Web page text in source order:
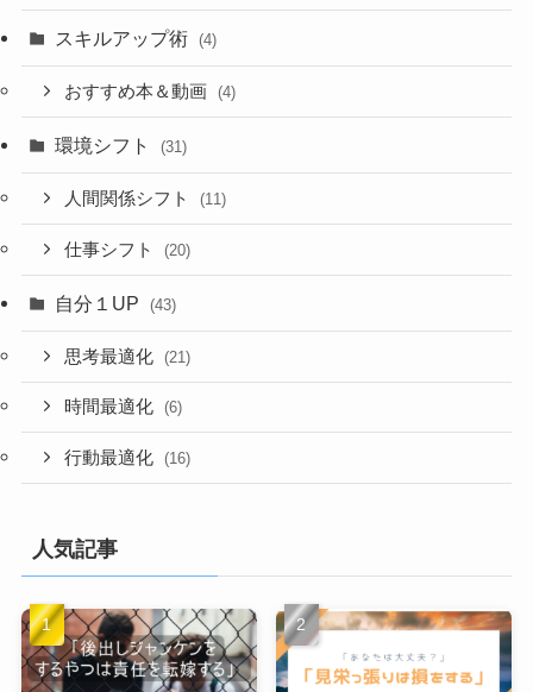
スキルアップ術 (4)
おすすめ本＆動画 (4)
環境シフト (31)
人間関係シフト (11)
仕事シフト (20)
自分１UP (43)
思考最適化 (21)
時間最適化 (6)
行動最適化 (16)
人気記事